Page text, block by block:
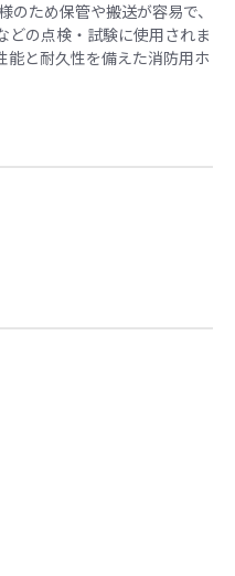
のため保管や搬送が容易で、
どの点検・試験に使用されま
能と耐久性を備えた消防用ホ